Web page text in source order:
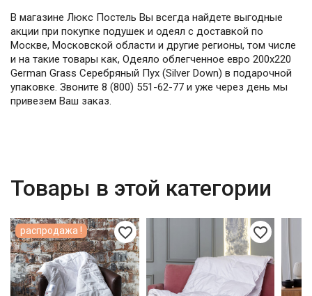
В магазине Люкс Постель Вы всегда найдете выгодные
акции при покупке подушек и одеял с доставкой по
Москве, Московской области и другие регионы, том числе
и на такие товары как, Одеяло облегченное евро 200х220
German Grass Серебряный Пух (Silver Down) в подарочной
упаковке. Звоните 8 (800) 551-62-77 и уже через день мы
привезем Ваш заказ.
Товары в этой категории
favorite_border
распродажа ! favorite_border